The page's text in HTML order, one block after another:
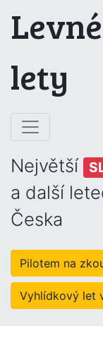
lety
Největší
a další
Česka
Pilotem na
Vyhlídkový let